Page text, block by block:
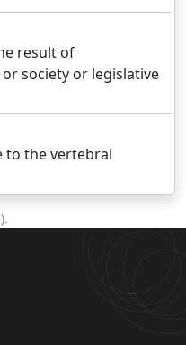
result of
society or legislative
to the vertebral